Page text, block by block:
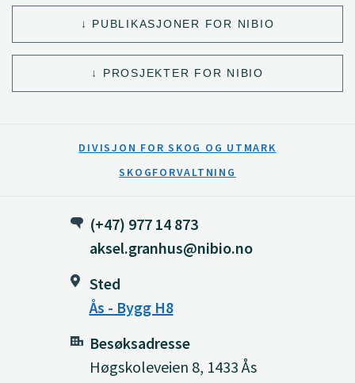
PUBLIKASJONER FOR NIBIO
PROSJEKTER FOR NIBIO
DIVISJON FOR SKOG OG UTMARK
SKOGFORVALTNING
(+47) 977 14 873
aksel.granhus@nibio.no
Sted
Ås - Bygg H8
Besøksadresse
Høgskoleveien 8, 1433 Ås